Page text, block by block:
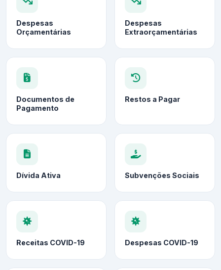
Despesas
Orçamentárias
Despesas
Extraorçamentárias
Documentos de
Pagamento
Restos a Pagar
Dívida Ativa Subvenções Sociais
Receitas COVID-19 Despesas COVID-19